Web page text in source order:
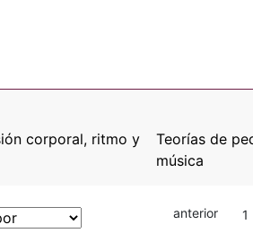
corporal, ritmo y
Teorías de
música
anterior 1